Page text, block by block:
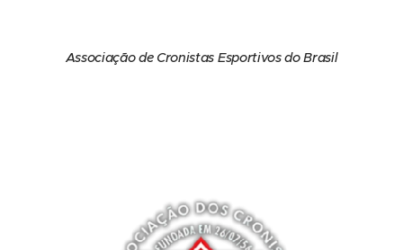
Associação de Cronistas Esportivos do Brasil